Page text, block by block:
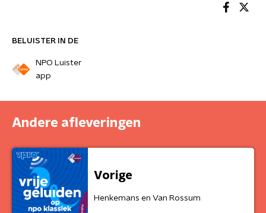
BELUISTER IN DE
NPO Luister
app
Andere afleveringen
Vorige
Henkemans en Van Rossum